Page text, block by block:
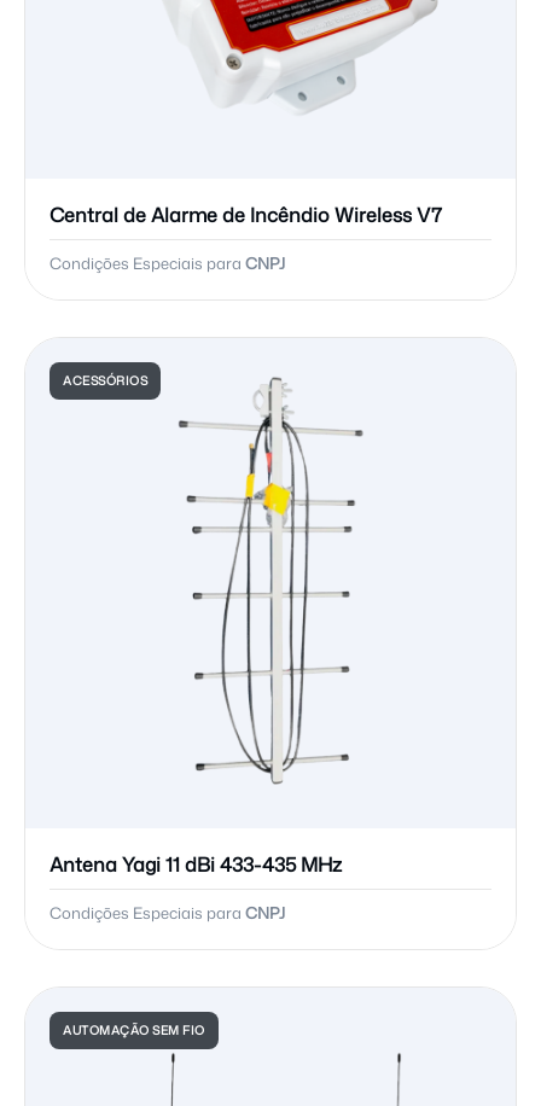
Central de Alarme de Incêndio Wireless V7
Condições Especiais para CNPJ
ACESSÓRIOS
Antena Yagi 11 dBi 433-435 MHz
Condições Especiais para CNPJ
AUTOMAÇÃO SEM FIO